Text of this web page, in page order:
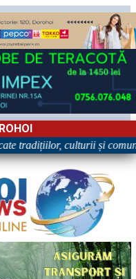
tradițiilor, culturii și